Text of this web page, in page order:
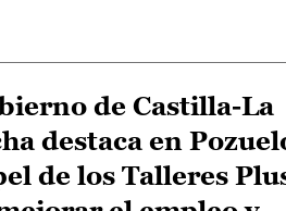
de Castilla-La
destaca en
de los Talleres